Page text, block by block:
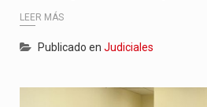
LEER MÁS
Publicado en Judiciales